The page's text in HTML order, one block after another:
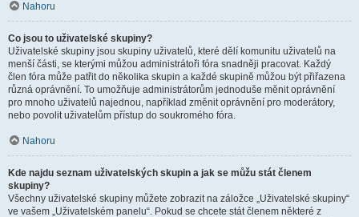
Nahoru
Co jsou to uživatelské skupiny?
Uživatelské skupiny jsou skupiny uživatelů, které dělí komunitu uživatelů na
menší části, se kterými můžou administrátoři fóra snadněji pracovat. Každý
člen fóra může patřit do několika skupin a každé skupině můžou být přiřazena
různá oprávnění. To umožňuje administrátorům jednoduše měnit oprávnění
pro mnoho uživatelů najednou, například změnit oprávnění pro moderátory,
nebo povolit uživatelům přístup do soukromého fóra.
Nahoru
Kde najdu seznam uživatelských skupin a jak se můžu stát členem
skupiny?
Všechny uživatelské skupiny můžete zobrazit na záložce „Uživatelské skupiny“
ve vašem „Uživatelském panelu“. Pokud se chcete stát členem některé z